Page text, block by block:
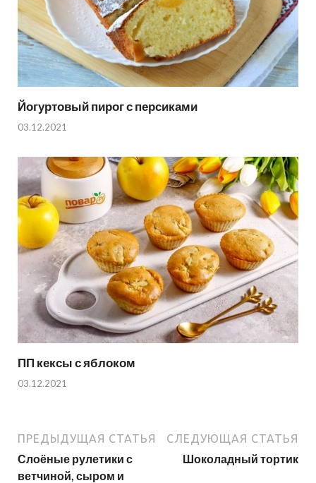
Йогуртовый пирог с персиками
03.12.2021
ПП кексы с яблоком
03.12.2021
ПРЕДЫДУЩАЯ СТАТЬЯ
Слоёные рулетики с
ветчиной, сыром и
СЛЕДУЮЩАЯ СТАТЬЯ
Шоколадный тортик